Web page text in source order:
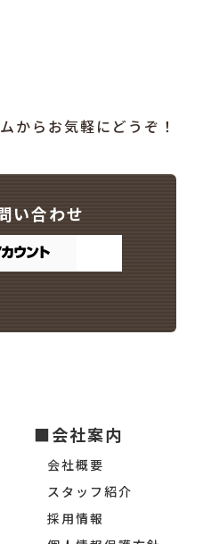
からお気軽にどうぞ！
い合わせ
■会社案内
会社概要
スタッフ紹介
採用情報